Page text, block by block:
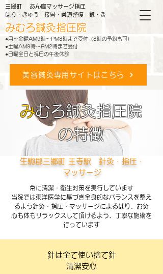
三郷町 あん摩マッサージ指圧
はり・きゅう 接骨・柔道整復 鍼・灸
みむろ鍼灸指圧院
●月～金曜AM9時～PM8時まで受付（8時の予約も可）
●土曜AM9時～PM2時まで受付
●日曜全日と祝日の午後休診
美容鍼灸専用サイトはこちら
みむろ鍼灸指圧院
の特徴
生駒郡三郷町 王寺駅 針灸・指圧・
マッサージ
常に清潔・衛生対策を実行しています
当院では東洋医学に基づき全身的なバランスを整え
るよう針灸・指圧・マッサージによるはり、お灸
心も体もリラックスして頂けるよう、丁寧な施術を
行っています
針は全て使い捨て針
清潔安心